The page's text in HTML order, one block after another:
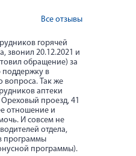
Все отзывы
горячей
звонил 20.12.2021 и
обращение) за
в
вопроса. Так же
аптеки
проезд, 41
отношение и
И совсем не
отдела,
программы
программы).